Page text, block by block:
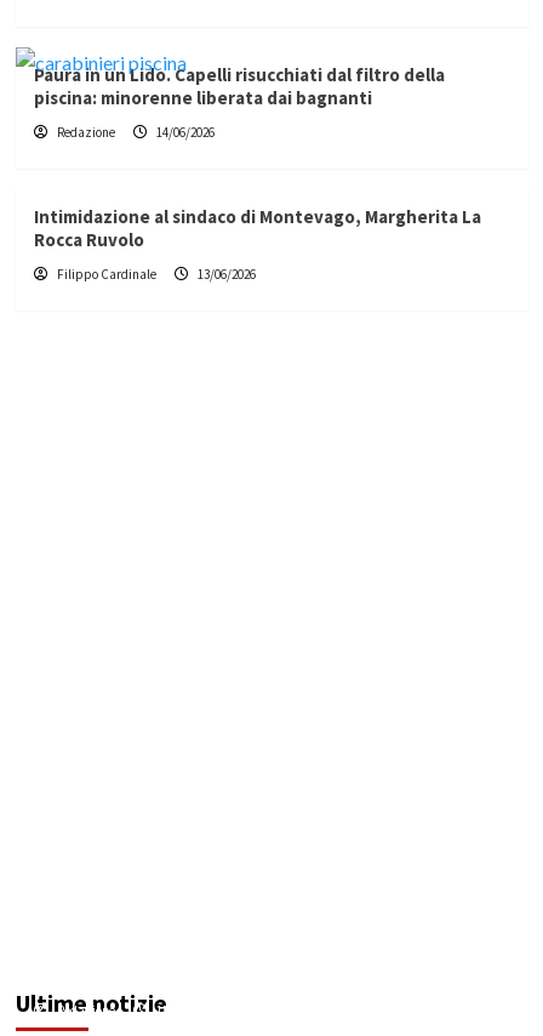
Paura in un Lido. Capelli risucchiati dal filtro della
piscina: minorenne liberata dai bagnanti
Redazione 14/06/2026
Intimidazione al sindaco di Montevago, Margherita La
Rocca Ruvolo
Filippo Cardinale 13/06/2026
Ultime notizie
Redazione 15/06/2026